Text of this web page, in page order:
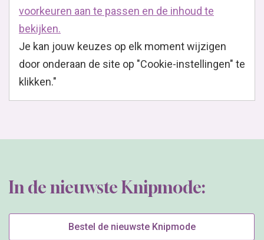
voorkeuren aan te passen en de inhoud te
bekijken.
Je kan jouw keuzes op elk moment wijzigen
door onderaan de site op "Cookie-instellingen" te
klikken."
In de nieuwste Knipmode:
Bestel de nieuwste Knipmode